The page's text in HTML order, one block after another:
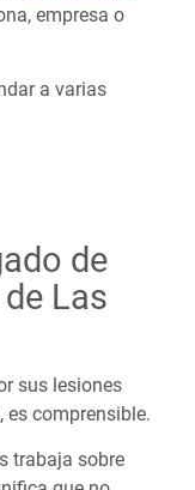
empresa o
a varias
de
Las
sus lesiones
es comprensible.
trabaja sobre